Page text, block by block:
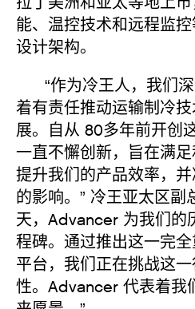
能、温控技术和远程监
设计架构。
“作为冷王人，我们深
着有责任推动运输制冷
展。自从 80多年前开创
一直不懈创新，旨在满足
提升我们的产品效率，
的影响。” 冷王亚太区副
天，Advancer 为我们的
程碑。通过推出这一完
平台，我们正在挑战这
性。Advancer 代表着我